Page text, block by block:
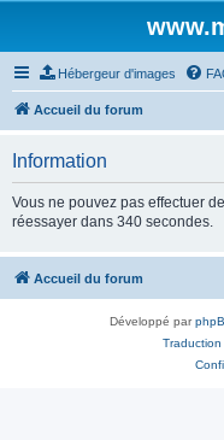
Hébergeur d'images
Accueil du forum
Information
Vous ne pouvez pas effectuer
réessayer dans 340 secondes.
Accueil du forum
Développé par
Traduction